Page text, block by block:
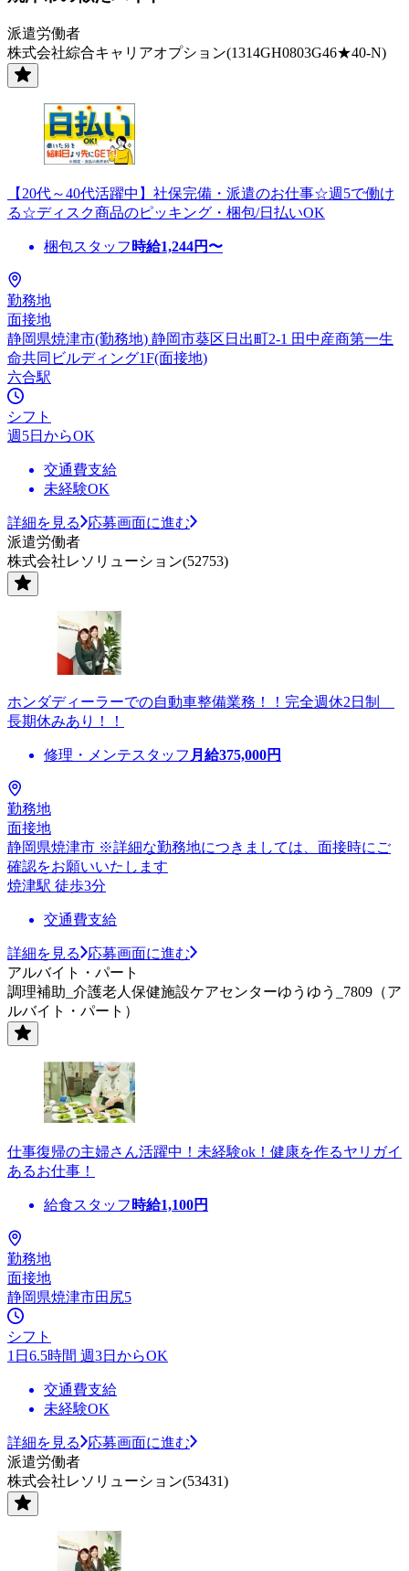
派遣労働者
株式会社綜合キャリアオプション(1314GH0803G46★40-N)
【20代～40代活躍中】社保完備・派遣のお仕事☆週5で働け
る☆ディスク商品のピッキング・梱包/日払いOK
梱包スタッフ 時給1,244円〜
勤務地
面接地
静岡県焼津市(勤務地) 静岡市葵区日出町2-1 田中産商第一生
命共同ビルディング1F(面接地)
六合駅
シフト
週5日からOK
交通費支給
未経験OK
詳細を見る
応募画面に進む
派遣労働者
株式会社レソリューション(52753)
ホンダディーラーでの自動車整備業務！！完全週休2日制
長期休みあり！！
修理・メンテスタッフ 月給375,000円
勤務地
面接地
静岡県焼津市 ※詳細な勤務地につきましては、面接時にご
確認をお願いいたします
焼津駅 徒歩3分
交通費支給
詳細を見る
応募画面に進む
アルバイト・パート
調理補助_介護老人保健施設ケアセンターゆうゆう_7809（ア
ルバイト・パート）
仕事復帰の主婦さん活躍中！未経験ok！健康を作るヤリガイ
あるお仕事！
給食スタッフ 時給1,100円
勤務地
面接地
静岡県焼津市田尻5
シフト
1日6.5時間 週3日からOK
交通費支給
未経験OK
詳細を見る
応募画面に進む
派遣労働者
株式会社レソリューション(53431)